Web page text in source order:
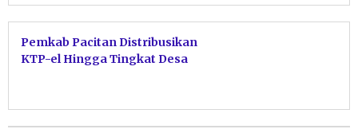
Pemkab Pacitan Distribusikan
KTP-el Hingga Tingkat Desa